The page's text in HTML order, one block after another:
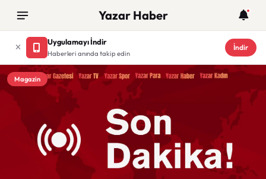
Yazar Haber
Uygulamayı İndir
Haberleri anında takip edin
İndir
Magazin